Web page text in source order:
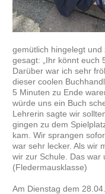
gemütlich hingelegt
gesagt: „Ihr könnt euch
Darüber war ich sehr
dieser coolen
5 Minuten zu Ende
würde uns ein Buch
Lehrerin sagte wir
gingen zu dem
kam. Wir sprangen
war sehr lecker. Als wir
wir zur Schule. Das war
(Fledermausklasse)
Am Dienstag dem